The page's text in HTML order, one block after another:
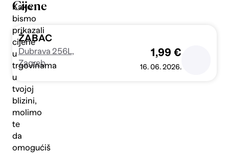
Kako
bismo
prikazali
cijene
u
trgovinama
u
tvojoj
blizini,
molimo
te
da
omogućiš
Pošalji
Cijene
ŽABAC
Dubrava 256L,
Zagreb
1,99 €
16. 06. 2026.